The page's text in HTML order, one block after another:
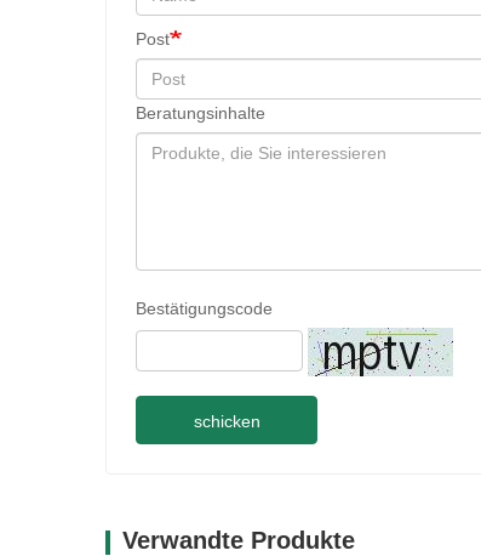
Post
Beratungsinhalte
Bestätigungscode
schicken
Verwandte Produkte